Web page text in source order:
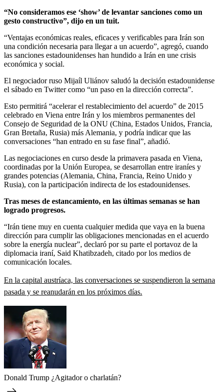
“No consideramos ese ‘show’ de levantar sanciones como un
gesto constructivo”, dijo en un tuit.
“Ventajas económicas reales, eficaces y verificables para Irán son
una condición necesaria para llegar a un acuerdo”, agregó, cuando
las sanciones estadounidenses han hundido a Irán en une crisis
económica y social.
El negociador ruso Mijaíl Uliánov saludó la decisión estadounidense
el sábado en Twitter como “un paso en la dirección correcta”.
Esto permitirá “acelerar el restablecimiento del acuerdo” de 2015
celebrado en Viena entre Irán y los miembros permanentes del
Consejo de Seguridad de la ONU (China, Estados Unidos, Francia,
Gran Bretaña, Rusia) más Alemania, y podría indicar que las
conversaciones “han entrado en su fase final”, añadió.
Las negociaciones en curso desde la primavera pasada en Viena,
coordinadas por la Unión Europea, se desarrollan entre iraníes y
grandes potencias (Alemania, China, Francia, Reino Unido y
Rusia), con la participación indirecta de los estadounidenses.
Tras meses de estancamiento, en las últimas semanas se han
logrado progresos.
“Irán tiene muy en cuenta cualquier medida que vaya en la buena
dirección para cumplir las obligaciones mencionadas en el acuerdo
sobre la energía nuclear”, declaró por su parte el portavoz de la
diplomacia iraní, Said Khatibzadeh, citado por los medios de
comunicación locales.
En la capital austríaca, las conversaciones se suspendieron la semana
pasada y se reanudarán en los próximos días.
Donald Trump ¿Agitador o charlatán?